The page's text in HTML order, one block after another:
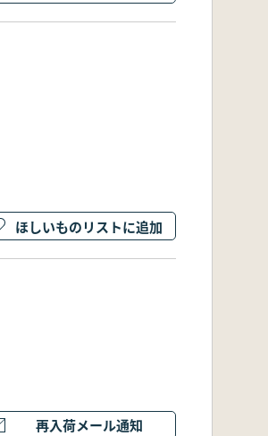
ほしいものリストに追加
再入荷メール通知